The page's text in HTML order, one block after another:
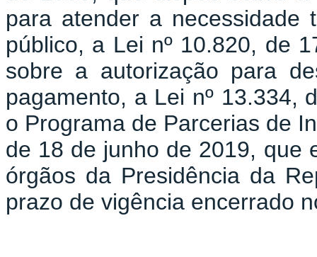
para atender a necessidade
público, a Lei nº 10.820, de
sobre a autorização para
pagamento, a Lei nº 13.334,
o Programa de Parcerias de
de 18 de junho de 2019, que
órgãos da Presidência da
prazo de vigência encerrado